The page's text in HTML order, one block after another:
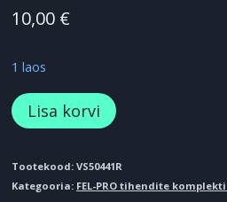
10,00 €
1 laos
FEL-
PRO
VS50441R
VS50202A
Lisa korvi
Tootekood:VS50441R
Kategooria: FEL-PRO tihendite